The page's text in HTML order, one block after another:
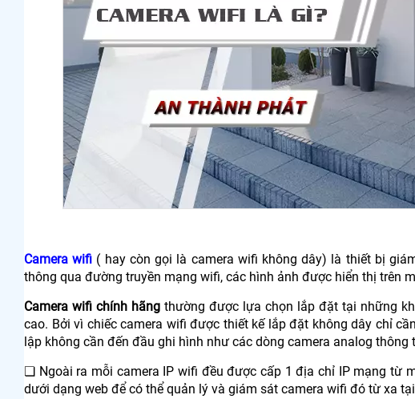
Camera wifi ( hay còn gọi là camera wifi không dây) là thiết bị
thông qua đường truyền mạng wifi, các hình ảnh được hiển thị trên
Camera wifi chính hãngthường được lựa chọn lắp đặt tại những
cao. Bởi vì chiếc camera wifi được thiết kế lắp đặt không dây chỉ
lập không cần đến đầu ghi hình như các dòng camera analog thông
❏ Ngoài ra mỗi camera IP wifi đều được cấp 1 địa chỉ IP mạng từ
dưới dạng web để có thể quản lý và giám sát camera wifi đó từ xa